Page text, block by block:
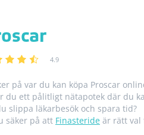
4.9
på var du kan köpa Proscar
du ett pålitligt nätapotek där du
slippa läkarbesök och spara tid?
säker på att Finasteride är rätt val